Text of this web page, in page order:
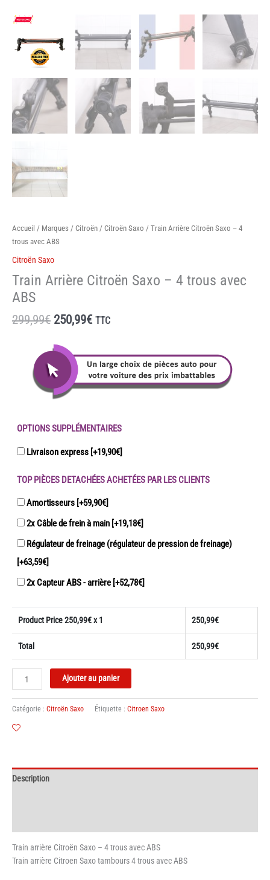
Accueil / Marques / Citroën / Citroën Saxo / Train Arrière Citroën Saxo – 4
trous avec ABS
Citroën Saxo
Train Arrière Citroën Saxo – 4 trous avec
ABS
299,99€ Le
initial
était :
299,99€.
250,99€Le
est :
250,99€.
TTC
OPTIONS SUPPLÉMENTAIRES
Livraison express [+19,90€]
TOP PIÈCES DETACHÉES ACHETÉES PAR LES CLIENTS
Amortisseurs [+59,90€]
2x Câble de frein à main [+19,18€]
Régulateur de freinage (régulateur de pression de freinage)
[+63,59€]
2x Capteur ABS - arrière [+52,78€]
Product Price250,99€ x 1 250,99€
Total 250,99€
quantité
de
Train
Arrière
Citroën
4
trous
Ajouter au panier
Catégorie : Citroën Saxo Étiquette : Citroen Saxo
Description
Train arrière Citroën Saxo – 4 trous avec ABS
Train arrière Citroen Saxo tambours 4 trous avec ABS